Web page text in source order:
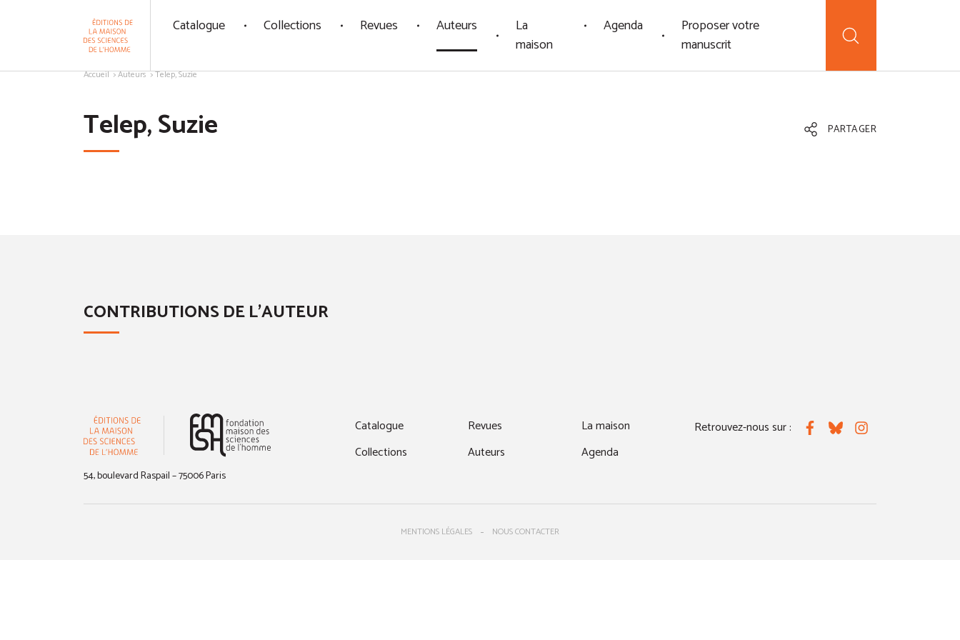
Catalogue Collections Revues Auteurs
La
maison
Agenda
Proposer votre
manuscrit
Accueil Auteurs Telep, Suzie
Telep, Suzie PARTAGER
CONTRIBUTIONS DE L'AUTEUR
54, boulevard Raspail – 75006 Paris
Catalogue
Collections
Revues
Auteurs
La maison
Agenda
Retrouvez-nous sur : FacebookBlueskyInstagram
MENTIONS LÉGALES NOUS CONTACTER